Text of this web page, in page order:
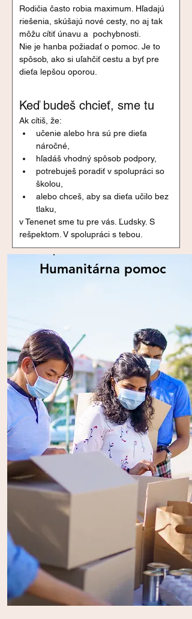
Rodičia často robia maximum. Hľadajú
riešenia, skúšajú nové cesty, no aj tak
môžu cítiť únavu a  pochybnosti.
Nie je hanba požiadať o pomoc. Je to
spôsob, ako si uľahčiť cestu a byť pre
dieťa lepšou oporou.
Keď budeš chcieť, sme tu
Ak cítiš, že:
učenie alebo hra sú pre dieťa
náročné,
hľadáš vhodný spôsob podpory,
potrebuješ poradiť v spolupráci so
školou,
alebo chceš, aby sa dieťa učilo bez
tlaku,
v Tenenet sme tu pre vás. Ľudsky. S
rešpektom. V spolupráci s tebou.
Humanitárna pomoc